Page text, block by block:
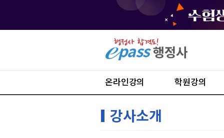
온라인강의 학원강의
강사소개